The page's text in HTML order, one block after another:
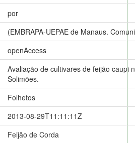
por
(EMBRAPA-UEPAE de Manaus.
openAccess
Avaliação de cultivares de feijão caupi
Solimões.
Folhetos
2013-08-29T11:11:11Z
Feijão de Corda